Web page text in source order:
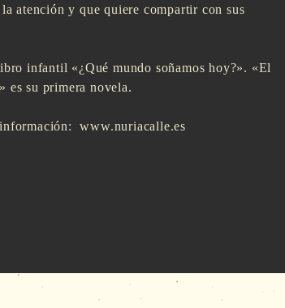
atención y que quiere compartir con sus
infantil «¿Qué mundo soñamos hoy?». «El
es su primera novela.
www.nuriacalle.es